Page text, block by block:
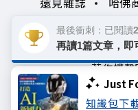
Just
知識包下
未來親子學習平台
著作權聲
最後衝刺：已閱讀
再讀1篇文章，即